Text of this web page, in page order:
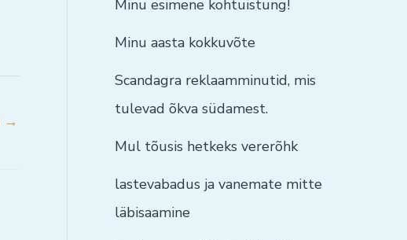
→
Minu esimene kohtuistung!
Minu aasta kokkuvõte
Scandagra reklaamminutid, mis
tulevad õkva südamest.
Mul tõusis hetkeks vererõhk
lastevabadus ja vanemate mitte
läbisaamine